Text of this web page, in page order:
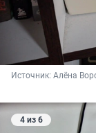
Источник: Алёна
4 из 6